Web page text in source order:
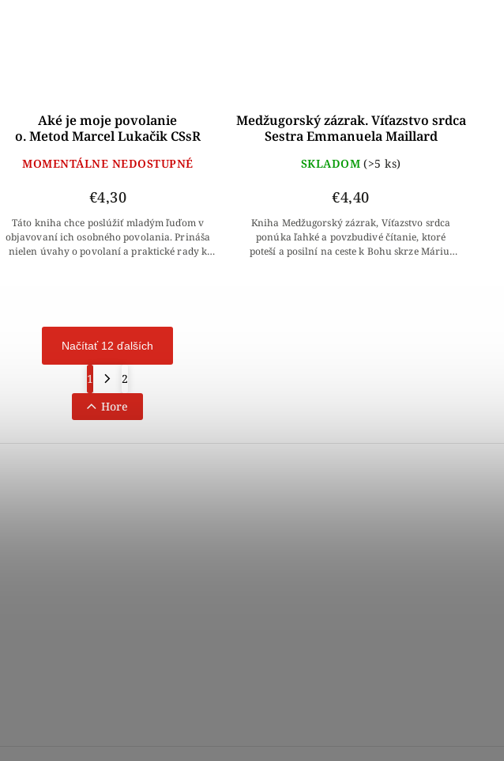
Aké je moje povolanie
o. Metod Marcel Lukačik CSsR
MOMENTÁLNE NEDOSTUPNÉ
€4,30
Táto kniha chce poslúžiť mladým ľuďom v
objavovaní ich osobného povolania. Prináša
nielen úvahy o povolaní a praktické rady k
Medžugorský zázrak. Víťazstvo srdca
Sestra Emmanuela Maillard
SKLADOM (>5 ks)
€4,40
Kniha Medžugorský zázrak, Víťazstvo srdca
ponúka ľahké a povzbudivé čítanie, ktoré
poteší a posilní na ceste k Bohu skrze Máriu.
Načítať 12 ďalších
1
2
Hore